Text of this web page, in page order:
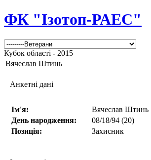
ФК "Ізотоп-РАЕС"
Кубок області - 2015
Вячеслав Штинь
Анкетні дані
Ім'я:
Вячеслав Штинь
День народження:
08/18/94 (20)
Позиція:
Захисник